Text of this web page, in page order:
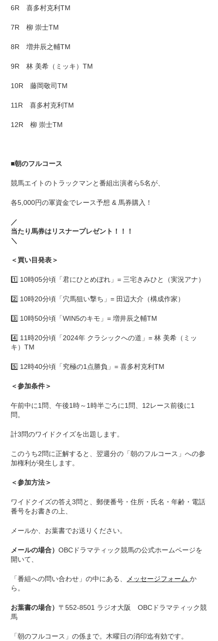
6R 喜多村克利TM
7R 柳 崇士TM
8R 増井辰之輔TM
9R 林 美希（ミッキ）TM
10R 藤岡敬司TM
11R 喜多村克利TM
12R 柳 崇士TM
■朝のフルコース
競馬エイトのトラックマンと番組出演者ら5名が、
各5,000円の軍資金でレース予想 & 馬券購入！
／
当たり馬券はリスナープレゼント！！！
＼
＜買い目発表＞
1️⃣ 10時05分頃「君にひとめぼれ」= 三宅きみひと（実況アナ）
2️⃣ 10時20分頃「穴馬狙い撃ち」= 田辺大介（構成作家）
3️⃣ 10時50分頃「WIN5のキモ」= 増井辰之輔TM
4️⃣ 11時20分頃「2024年 クラシックへの道」= 林 美希（ミッ
キ）TM
5️⃣ 12時40分頃「究極の1点勝負」= 喜多村克利TM
＜参加条件＞
午前中に1問、午後1時～1時半ごろに1問、12レース前後に1
問。
計3問のワイドクイズを出題します。
このうち2問に正解すると、翌週分の「朝のフルコース」への参
加権利が発生します。
＜参加方法＞
ワイドクイズの答え3問と、郵便番号・住所・氏名・年齢・電話
番号をお書きの上、
メールか、お葉書でお送りください。
メールの場合）OBCドラマティック競馬の公式ホームページを
開いて、
「番組への問い合わせ」の中にある、 メッセージフォームか
ら。
お葉書の場合） 〒552-8501 ラジオ大阪 OBCドラマティック競
馬
「朝のフルコース」の係まで。木曜日の消印迄有効です。